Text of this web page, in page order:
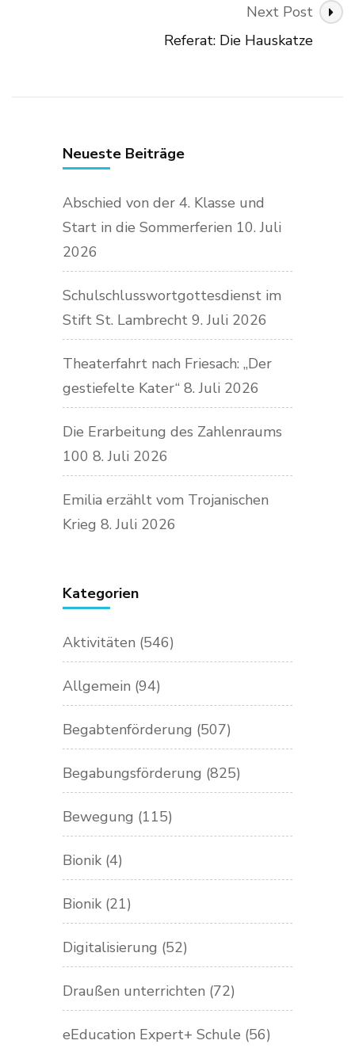
Next Post
Referat: Die Hauskatze
Neueste Beiträge
Abschied von der 4. Klasse und
Start in die Sommerferien 10. Juli
2026
Schulschlusswortgottesdienst im
Stift St. Lambrecht 9. Juli 2026
Theaterfahrt nach Friesach: „Der
gestiefelte Kater“ 8. Juli 2026
Die Erarbeitung des Zahlenraums
100 8. Juli 2026
Emilia erzählt vom Trojanischen
Krieg 8. Juli 2026
Kategorien
Aktivitäten (546)
Allgemein (94)
Begabtenförderung (507)
Begabungsförderung (825)
Bewegung (115)
Bionik (4)
Bionik (21)
Digitalisierung (52)
Draußen unterrichten (72)
eEducation Expert+ Schule (56)